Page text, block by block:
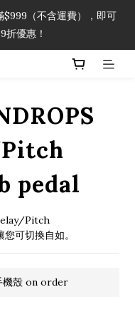
$999（不含運費），即可
折優惠！
$999（不含運費），即可
折優惠！
物車查看更多折扣！
（不含運費），即可
pedal
Pitch
可切換自如。
機殼 on order